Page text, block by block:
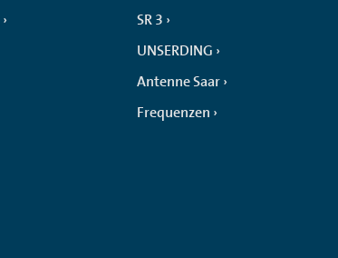
SR 3
UNSERDING
Antenne Saar
Frequenzen